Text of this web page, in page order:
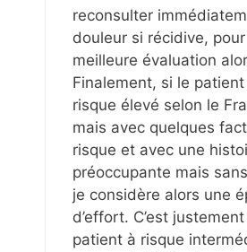
reconsulter
douleur si récidive,
meilleure évaluation
Finalement, si le patient
risque élevé selon le
mais avec quelques
risque et avec une
préoccupante mais
je considère alors une
d’effort. C’est
patient à risque